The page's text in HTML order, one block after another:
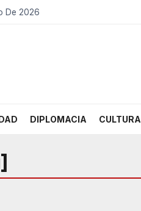
De 2026
DIPLOMACIA CULTURA